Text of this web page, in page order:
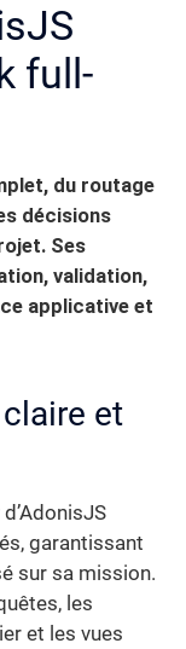
full-
du routage
décisions
Ses
validation,
applicative et
et
garantissant
sur sa mission.
les
et les vues